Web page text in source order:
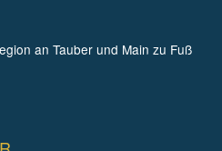
an Tauber und Main zu Fuß